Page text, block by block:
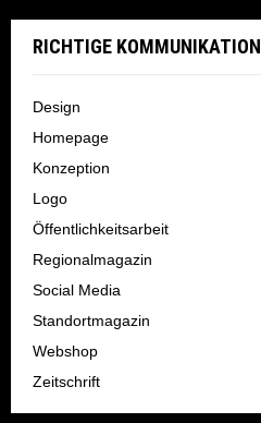
RICHTIGE KOMMUNIKATION
Design
Homepage
Konzeption
Logo
Öffentlichkeitsarbeit
Regionalmagazin
Social Media
Standortmagazin
Webshop
Zeitschrift